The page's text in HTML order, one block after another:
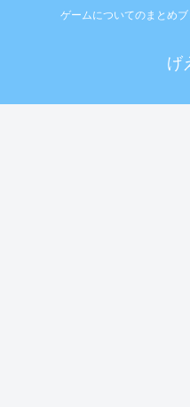
ゲームについてのまとめ
げ